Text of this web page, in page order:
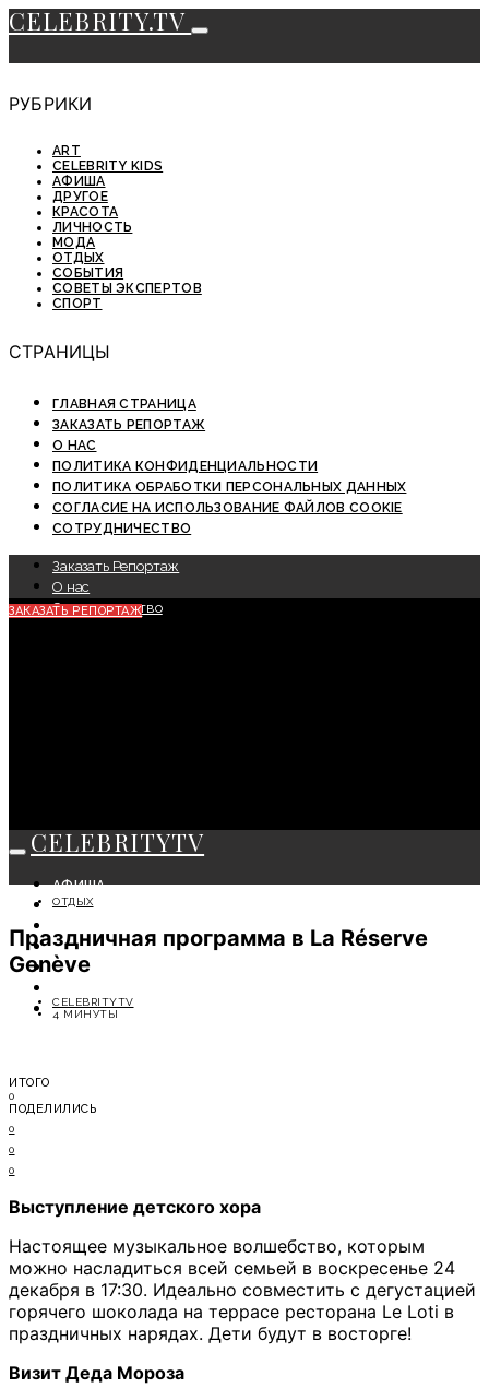
CELEBRITY.TV
РУБРИКИ
ART
CELEBRITY KIDS
АФИША
ДРУГОЕ
КРАСОТА
ЛИЧНОСТЬ
МОДА
ОТДЫХ
СОБЫТИЯ
СОВЕТЫ ЭКСПЕРТОВ
СПОРТ
СТРАНИЦЫ
ГЛАВНАЯ СТРАНИЦА
ЗАКАЗАТЬ РЕПОРТАЖ
О НАС
ПОЛИТИКА КОНФИДЕНЦИАЛЬНОСТИ
ПОЛИТИКА ОБРАБОТКИ ПЕРСОНАЛЬНЫХ ДАННЫХ
СОГЛАСИЕ НА ИСПОЛЬЗОВАНИЕ ФАЙЛОВ COOKIE
СОТРУДНИЧЕСТВО
Заказать Репортаж
О нас
Сотрудничество
ЗАКАЗАТЬ РЕПОРТАЖ
CELEBRITYTV
АФИША
СОБЫТИЯ
МОДА
ЛИЧНОСТЬ
СОВЕТЫ ЭКСПЕРТОВ
ОТДЫХ
Праздничная программа в La Réserve
Genève
CELEBRITYTV
4 МИНУТЫ
ИТОГО
0
ПОДЕЛИЛИСЬ
0
0
0
Выступление детского хора
Настоящее музыкальное волшебство, которым
можно насладиться всей семьей в воскресенье 24
декабря в 17:30. Идеально совместить с дегустацией
горячего шоколада на террасе ресторана Le Loti в
праздничных нарядах. Дети будут в восторге!
Визит Деда Мороза